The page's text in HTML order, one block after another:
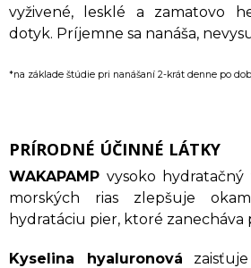
vyživené, lesklé a zamatovo
dotyk. Príjemne sa nanáša,
*na základe štúdie pri nanášaní 2-krát denne po
PRÍRODNÉ ÚČINNÉ LÁTKY
WAKAPAMP vysoko
morských rias zlepšuje
hydratáciu pier, ktoré zanecháva
Kyselina hyaluronová